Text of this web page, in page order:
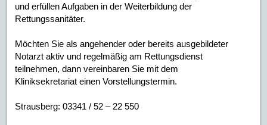
und erfüllen Aufgaben in der Weiterbildung der
Rettungssanitäter.
Möchten Sie als angehender oder bereits ausgebildeter
Notarzt aktiv und regelmäßig am Rettungsdienst
teilnehmen, dann vereinbaren Sie mit dem
Kliniksekretariat einen Vorstellungstermin.
Strausberg: 03341 / 52 – 22 550